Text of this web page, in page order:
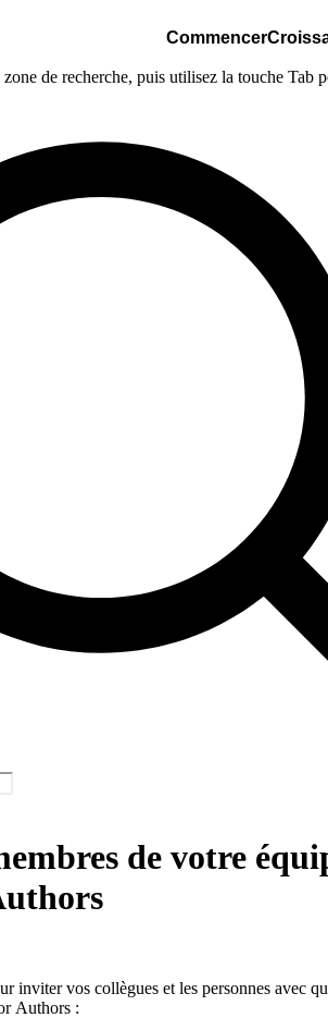
Commencer
de recherche, puis utilisez la touche Tab
de votre
inviter vos collègues et les personnes avec
Authors :